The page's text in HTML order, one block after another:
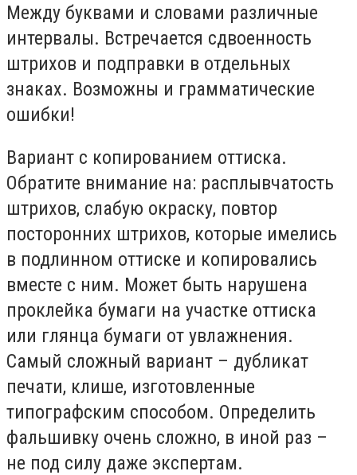
Между буквами и словами различные
интервалы. Встречается сдвоенность
штрихов и подправки в отдельных
знаках. Возможны и грамматические
ошибки!
Вариант с копированием оттиска.
Обратите внимание на: расплывчатость
штрихов, слабую окраску, повтор
посторонних штрихов, которые имелись
в подлинном оттиске и копировались
вместе с ним. Может быть нарушена
проклейка бумаги на участке оттиска
или глянца бумаги от увлажнения.
Самый сложный вариант – дубликат
печати, клише, изготовленные
типографским способом. Определить
фальшивку очень сложно, в иной раз –
не под силу даже экспертам.